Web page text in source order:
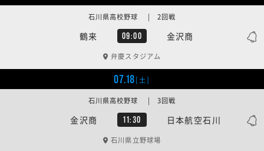
鶴来 09:00 金沢商
石川県高校野球 | 2回戦
弁慶スタジアム
07.18[土]
金沢商 11:30 日本航空石川
石川県高校野球 | 3回戦
石川県立野球場